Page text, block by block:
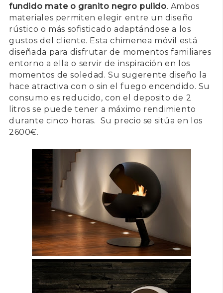
fundido mate o granito negro pulido. Ambos
materiales permiten elegir entre un diseño
rústico o más sofisticado adaptándose a los
gustos del cliente. Esta chimenea móvil está
diseñada para disfrutar de momentos familiares
entorno a ella o servir de inspiración en los
momentos de soledad. Su sugerente diseño la
hace atractiva con o sin el fuego encendido. Su
consumo es reducido, con el deposito de 2
litros se puede tener a máximo rendimiento
durante cinco horas. Su precio se sitúa en los
2600€.